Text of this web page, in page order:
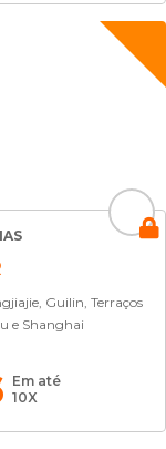
Guilin, Terraços
e Shanghai
Em até
10X